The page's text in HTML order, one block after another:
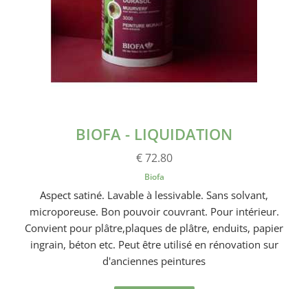
BIOFA - LIQUIDATION
€ 72.80
Biofa
Aspect satiné. Lavable à lessivable. Sans solvant,
microporeuse. Bon pouvoir couvrant. Pour intérieur.
Convient pour plâtre,plaques de plâtre, enduits, papier
ingrain, béton etc. Peut être utilisé en rénovation sur
d'anciennes peintures